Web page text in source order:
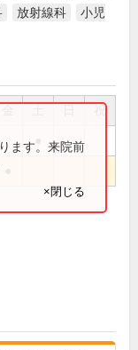
放射線科
小児
祝
ます。来院前
×閉じる